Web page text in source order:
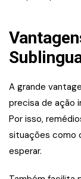
A grande
precisa de ação
Por isso,
situações como
esperar.